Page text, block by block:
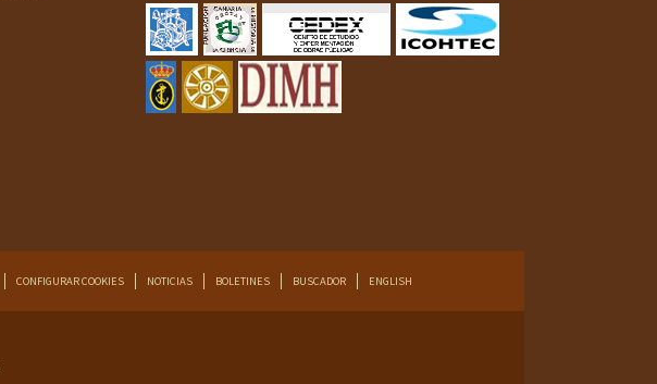
CONFIGURAR COOKIES NOTICIAS BOLETINES BUSCADOR ENGLISH